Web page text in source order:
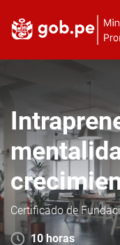
Certificado de
10 horas